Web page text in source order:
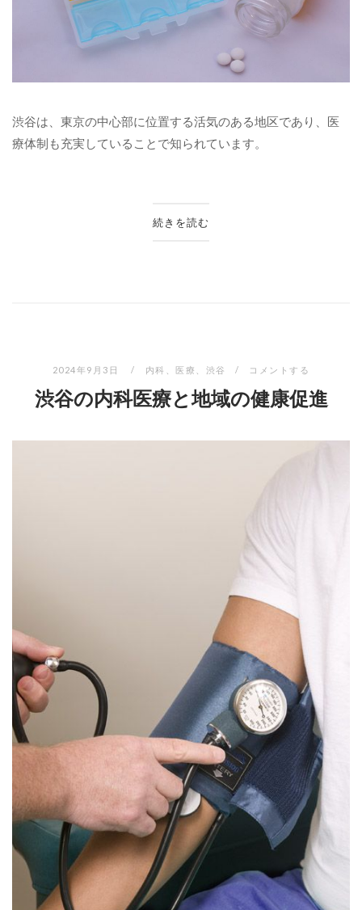
渋谷は、東京の中心部に位置する活気のある地区であり、医
療体制も充実していることで知られています。
続きを読む
2024年9月3日 内科 医療 渋谷 コメントする
渋谷の内科医療と地域の健康促進